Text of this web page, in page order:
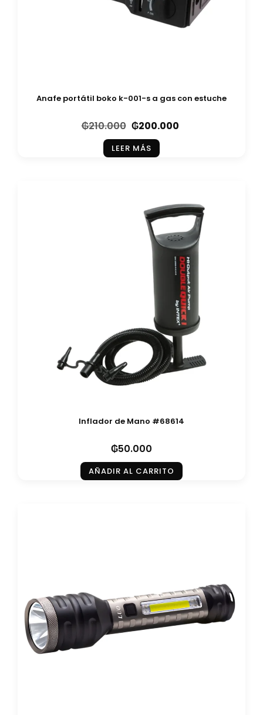
Anafe portátil boko k-001-s a gas con estuche
₲210.000 ₲200.000
LEER MÁS
Inflador de Mano #68614
₲50.000
AÑADIR AL CARRITO